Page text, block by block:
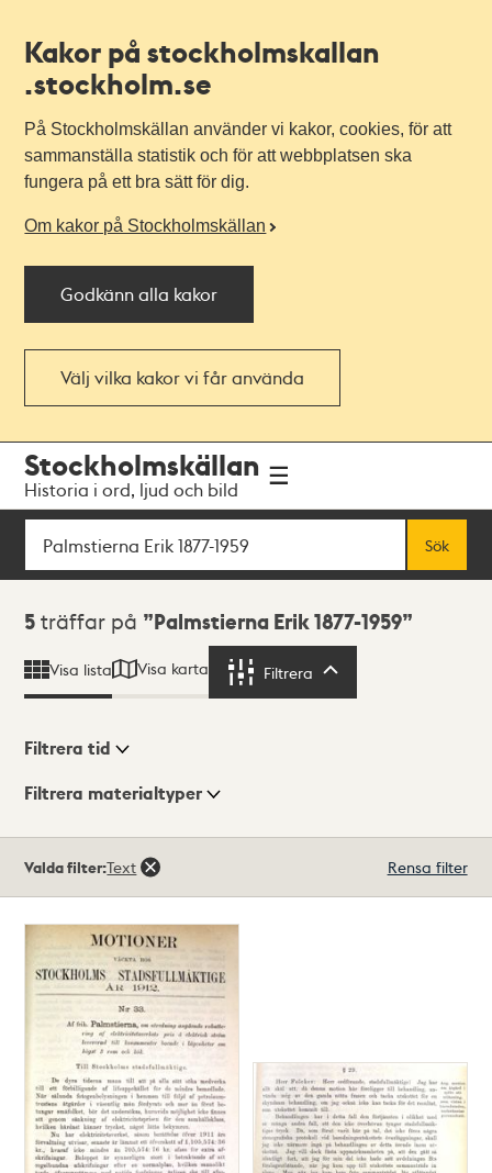
Kakor på stockholmskallan
.stockholm.se
På Stockholmskällan använder vi kakor, cookies, för att
sammanställa statistik och för att webbplatsen ska
fungera på ett bra sätt för dig.
Om kakor på Stockholmskällan
Godkänn alla kakor
Välj vilka kakor vi får använda
navigationen
huvudinnehållet
Stockholmskällan
Historia i ord, ljud och bild
Sök
Sök
Sökresultat
5 träffar på Palmstierna Erik 1877-1959
Visa lista Visa karta Filtrera
Visningsläge
Filtrera tid
Filtrera materialtyper
träffar
Valda filter:Text Rensa filter